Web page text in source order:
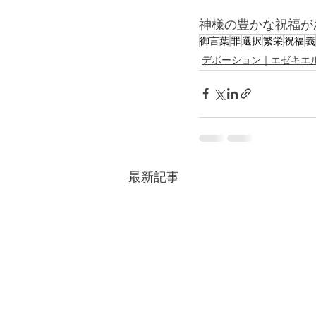
神様の豊かな祝福
御言葉罪選択繁栄祝福義
デボーション｜エゼキエ
最新記事